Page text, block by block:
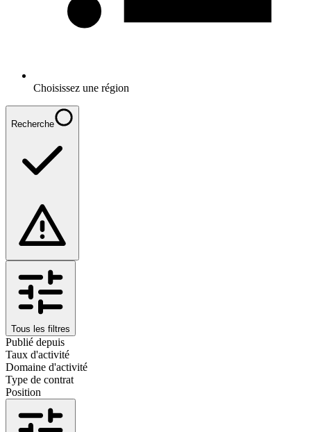
Choisissez une région
Recherche
Tous les filtres
Publié depuis
Taux d'activité
Domaine d'activité
Type de contrat
Position